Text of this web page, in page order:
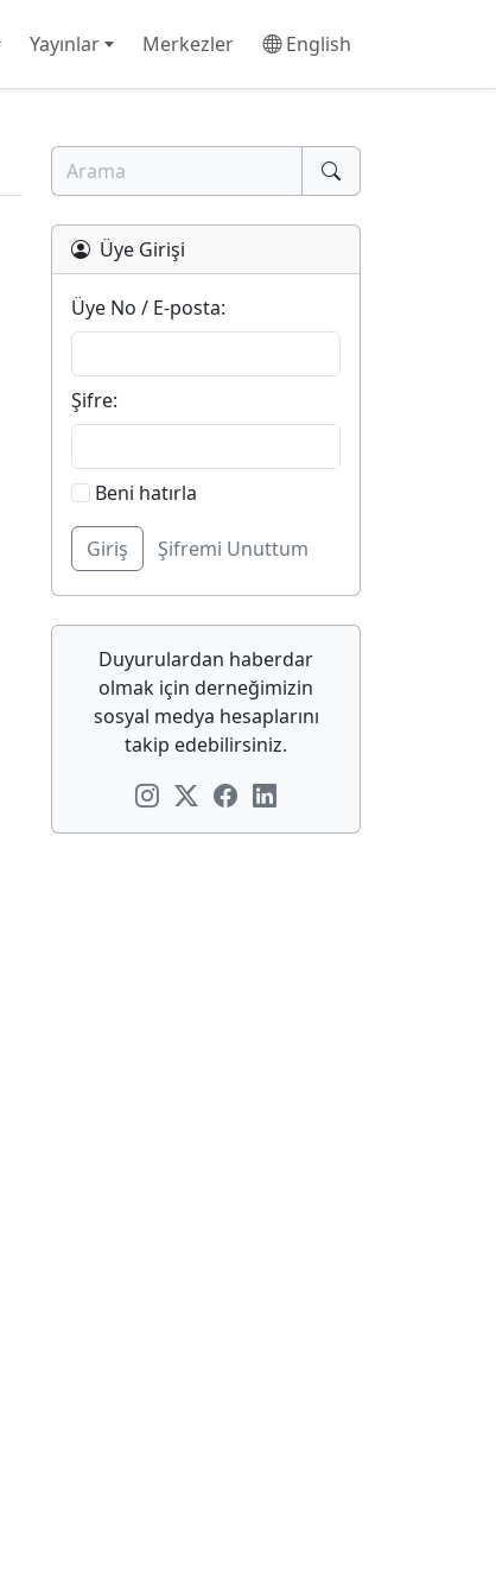
Yayınlar Merkezler English
Üye Girişi
Üye No / E-posta:
Şifre:
Beni hatırla
Şifremi Unuttum
Duyurulardan haberdar
olmak için derneğimizin
sosyal medya hesaplarını
takip edebilirsiniz.